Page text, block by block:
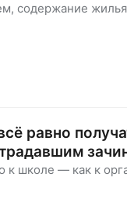
содержание
равно
школе — как к